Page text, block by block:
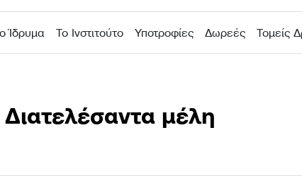
Ίδρυμα Το Ινστιτούτο Υποτροφίες Δωρεές Τομείς
Διατελέσαντα μέλη